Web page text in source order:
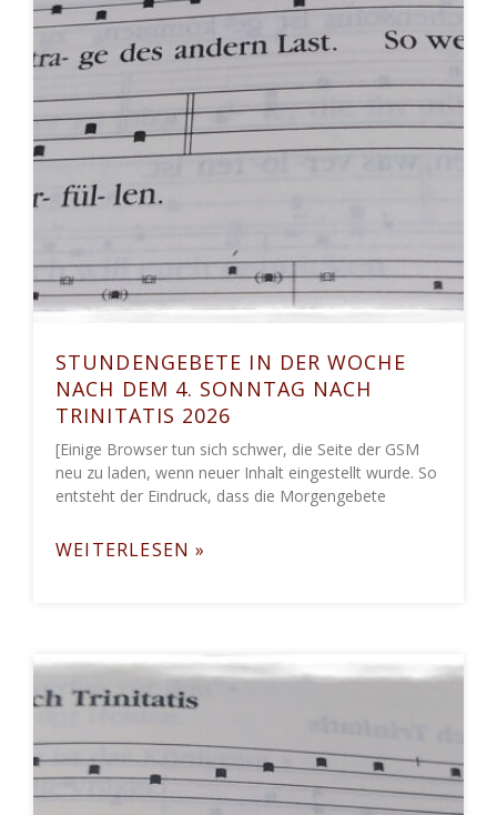
STUNDENGEBETE IN DER WOCHE
NACH DEM 4. SONNTAG NACH
TRINITATIS 2026
[Einige Browser tun sich schwer, die Seite der GSM
neu zu laden, wenn neuer Inhalt eingestellt wurde. So
entsteht der Eindruck, dass die Morgengebete
WEITERLESEN »